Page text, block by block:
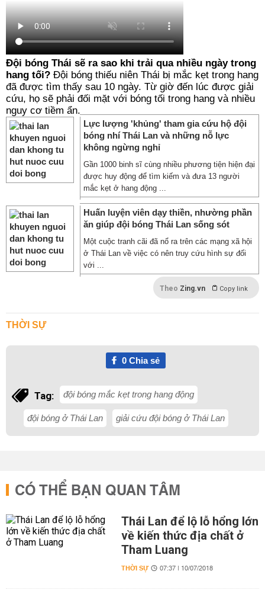
Đội bóng Thái sẽ ra sao khi trải qua nhiều ngày trong
hang tối? Đội bóng thiếu niên Thái bị mắc kẹt trong hang
đã được tìm thấy sau 10 ngày. Từ giờ đến lúc được giải
cứu, họ sẽ phải đối mặt với bóng tối trong hang và nhiều
nguy cơ tiềm ẩn.
Lực lượng 'khủng' tham gia cứu hộ đội
bóng nhí Thái Lan và những nỗ lực
không ngừng nghỉ
Gần 1000 binh sĩ cùng nhiều phương tiện hiện đại
được huy động để tìm kiếm và đưa 13 người
mắc kẹt ở hang động ...
Huấn luyện viên dạy thiền, nhường phần
ăn giúp đội bóng Thái Lan sống sót
Một cuộc tranh cãi đã nổ ra trên các mạng xã hội
ở Thái Lan về việc có nên truy cứu hình sự đối
với ...
Theo Zing.vn Copy link
THỜI SỰ
0Chia sẻ
Tag: đội bóng mắc kẹt trong hang động
đội bóng ở Thái Lan giải cứu đội bóng ở Thái Lan
CÓ THỂ BẠN QUAN TÂM
Thái Lan để lộ lỗ hổng lớn
về kiến thức địa chất ở
Tham Luang
THỜI SỰ 07:37 | 10/07/2018